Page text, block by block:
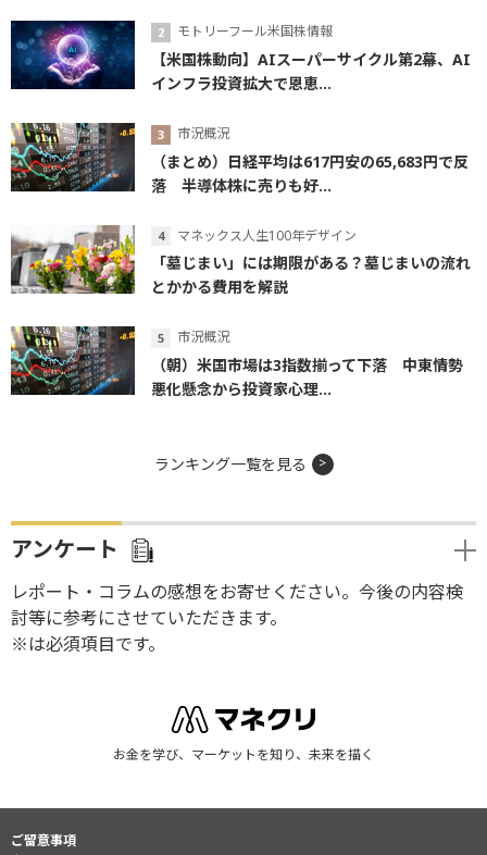
モトリーフール米国株情報
【米国株動向】AIスーパーサイクル第2幕、AI
インフラ投資拡大で恩恵...
市況概況
（まとめ）日経平均は617円安の65,683円で反
落 半導体株に売りも好...
マネックス人生100年デザイン
「墓じまい」には期限がある？墓じまいの流れ
とかかる費用を解説
市況概況
（朝）米国市場は3指数揃って下落 中東情勢
悪化懸念から投資家心理...
ランキング一覧を見る
アンケート
レポート・コラムの感想をお寄せください。今後の内容検
討等に参考にさせていただきます。
※は必須項目です。
お金を学び、マーケットを知り、未来を描く
ご留意事項